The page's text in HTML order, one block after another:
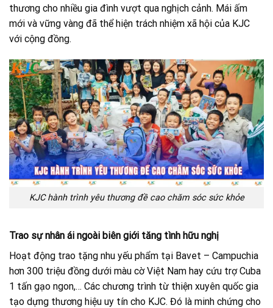
thương cho nhiều gia đình vượt qua nghịch cảnh. Mái ấm
mới và vững vàng đã thể hiện trách nhiệm xã hội của KJC
với cộng đồng.
KJC hành trình yêu thương đề cao chăm sóc sức khỏe
Trao sự nhân ái ngoài biên giới tăng tình hữu nghị
Hoạt động trao tặng nhu yếu phẩm tại Bavet – Campuchia
hơn 300 triệu đồng dưới màu cờ Việt Nam hay cứu trợ Cuba
1 tấn gạo ngon,… Các chương trình từ thiện xuyên quốc gia
tạo dựng thương hiệu uy tín cho KJC. Đó là minh chứng cho